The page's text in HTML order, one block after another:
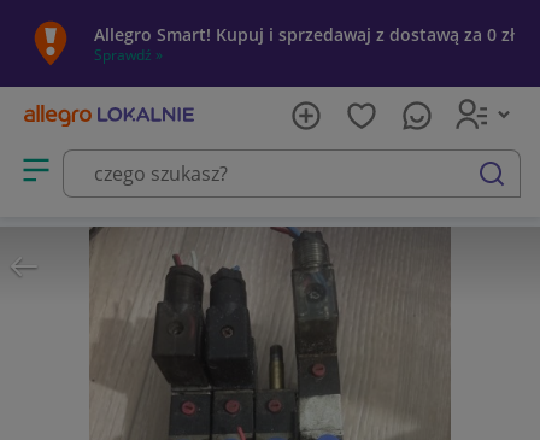
Allegro Smart! Kupuj i sprzedawaj z dostawą za 0 zł
Sprawdź »
Otwórz menu z kategoriami
szukaj